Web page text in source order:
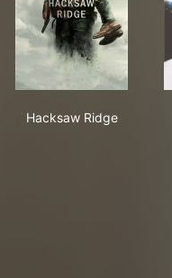
Hacksaw Ridge